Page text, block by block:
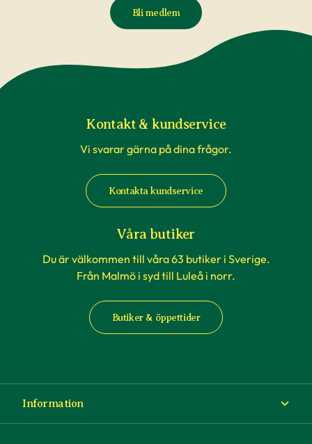
Bli medlem
Kontakt & kundservice
Vi svarar gärna på dina frågor.
Kontakta kundservice
Våra butiker
Du är välkommen till våra 63 butiker i Sverige.
Från Malmö i syd till Luleå i norr.
Butiker & öppettider
Information